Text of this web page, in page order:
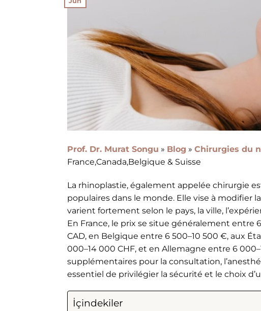
Prof. Dr. Murat Songu » Blog » Chirurgies du
France,Canada,Belgique & Suisse
La rhinoplastie, également appelée chirurgie
populaires dans le monde. Elle vise à modifier
varient fortement selon le pays, la ville,
En France, le prix se situe généralement entre
CAD, en Belgique entre 6 500–10 500 €, aux
000–14 000 CHF, et en Allemagne entre 6
supplémentaires pour la consultation,
essentiel de privilégier la sécurité et le choix
İçindekiler